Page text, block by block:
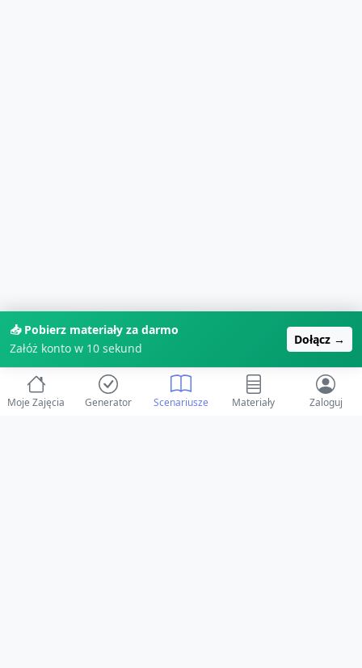
📥 Pobierz materiały za darmo
Załóż konto w 10 sekund
Dołącz →
Moje Zajęcia Generator Scenariusze Materiały Zaloguj